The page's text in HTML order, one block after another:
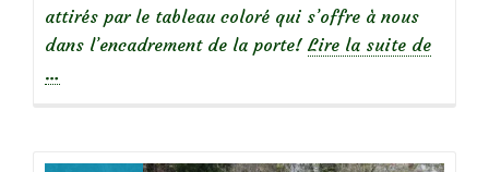
attirés par le tableau coloré qui s’offre à nous
dans l’encadrement de la porte! Lire la suite deà
…